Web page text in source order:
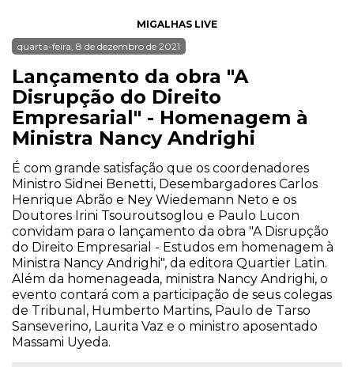
MIGALHAS LIVE
quarta-feira, 8 de dezembro de 2021
Lançamento da obra "A
Disrupção do Direito
Empresarial" - Homenagem à
Ministra Nancy Andrighi
É com grande satisfação que os coordenadores
Ministro Sidnei Benetti, Desembargadores Carlos
Henrique Abrão e Ney Wiedemann Neto e os
Doutores Irini Tsouroutsoglou e Paulo Lucon
convidam para o lançamento da obra "A Disrupção
do Direito Empresarial - Estudos em homenagem à
Ministra Nancy Andrighi", da editora Quartier Latin.
Além da homenageada, ministra Nancy Andrighi, o
evento contará com a participação de seus colegas
de Tribunal, Humberto Martins, Paulo de Tarso
Sanseverino, Laurita Vaz e o ministro aposentado
Massami Uyeda.